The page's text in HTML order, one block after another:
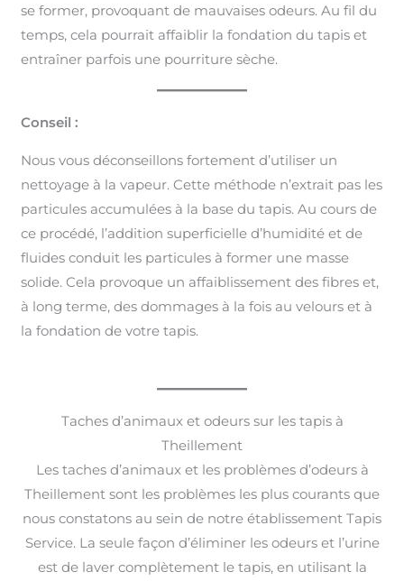
se former, provoquant de mauvaises odeurs. Au fil du
temps, cela pourrait affaiblir la fondation du tapis et
entraîner parfois une pourriture sèche.
Conseil :
Nous vous déconseillons fortement d’utiliser un
nettoyage à la vapeur. Cette méthode n’extrait pas les
particules accumulées à la base du tapis. Au cours de
ce procédé, l’addition superficielle d’humidité et de
fluides conduit les particules à former une masse
solide. Cela provoque un affaiblissement des fibres et,
à long terme, des dommages à la fois au velours et à
la fondation de votre tapis.
Taches d’animaux et odeurs sur les tapis à
Theillement
Les taches d’animaux et les problèmes d’odeurs à
Theillement sont les problèmes les plus courants que
nous constatons au sein de notre établissement Tapis
Service. La seule façon d’éliminer les odeurs et l’urine
est de laver complètement le tapis, en utilisant la